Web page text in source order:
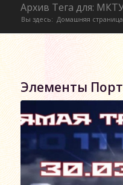
Архив Тега для:
Вы здесь: Домашняя страница
Элементы